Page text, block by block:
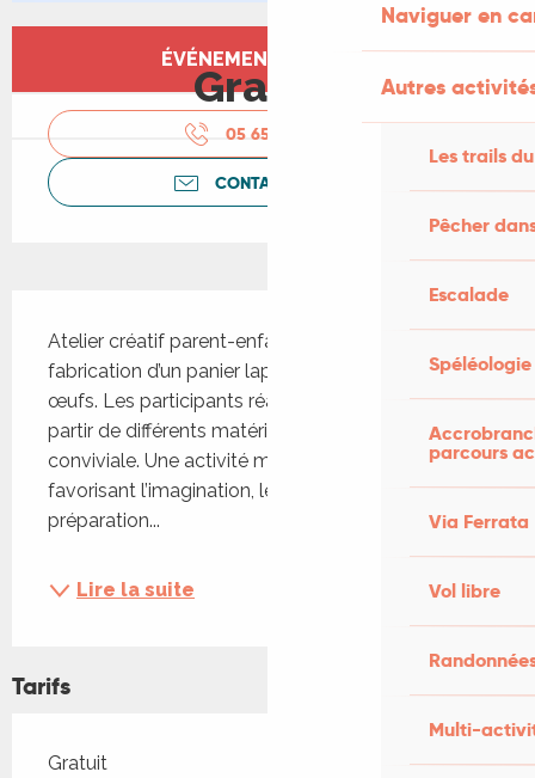
Naviguer en
Autres
Les trails
Pêcher
Escalade
Spéléologie
parcours
Via Ferrata
Vol libre
Multi-
Ouverture et coordonnées
ÉVÉNEMENT TERMINÉ
Gratuit
05 65 50 05
CONTACTEZ-NOUS
Atelier créatif parent-enfant consacré à la
fabrication d’un panier lapin pour la chasse aux
œufs. Les participants réalisent leur création à
partir de différents matériaux dans une ambiance
conviviale. Une activité manuelle ludique
favorisant l’imagination, le partage en famille et la
préparation...
Lire la suite
Tarifs
Tarifs 2026
Gratuit